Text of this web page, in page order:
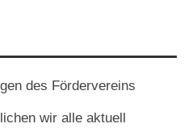
des Fördervereins
wir alle aktuell